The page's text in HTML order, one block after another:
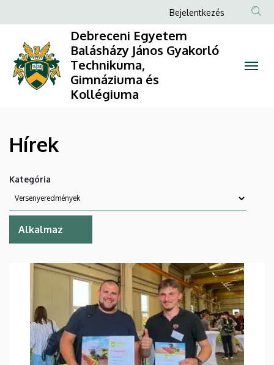
Debreceni
Egyetem
János
Technikuma,
Gimnáziuma
és
Kollégiuma
a
Anonim
Felhasználói
fiók
Bejelentkezés
Debreceni Egyetem
Balásházy János Gyakorló
Technikuma,
Gimnáziuma és
Kollégiuma
Hírek
Kategória